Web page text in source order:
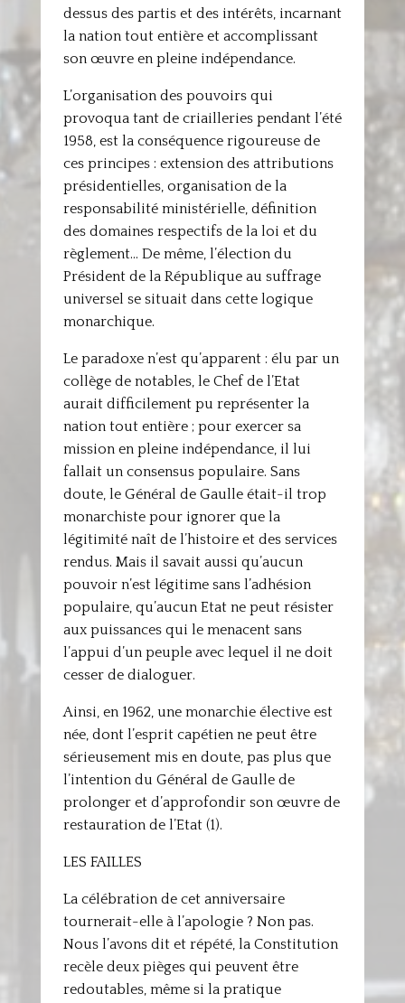
dessus des partis et des intérêts, incarnant
la nation tout entière et accomplissant
son œuvre en pleine indépendance.
L’organisation des pouvoirs qui
provoqua tant de criailleries pendant l’été
1958, est la conséquence rigoureuse de
ces principes : extension des attributions
présidentielles, organisation de la
responsabilité ministérielle, définition
des domaines respectifs de la loi et du
règlement… De même, l’élection du
Président de la République au suffrage
universel se situait dans cette logique
monarchique.
Le paradoxe n’est qu’apparent : élu par un
collège de notables, le Chef de l’Etat
aurait difficilement pu représenter la
nation tout entière ; pour exercer sa
mission en pleine indépendance, il lui
fallait un consensus populaire. Sans
doute, le Général de Gaulle était-il trop
monarchiste pour ignorer que la
légitimité naît de l’histoire et des services
rendus. Mais il savait aussi qu’aucun
pouvoir n’est légitime sans l’adhésion
populaire, qu’aucun Etat ne peut résister
aux puissances qui le menacent sans
l’appui d’un peuple avec lequel il ne doit
cesser de dialoguer.
Ainsi, en 1962, une monarchie élective est
née, dont l’esprit capétien ne peut être
sérieusement mis en doute, pas plus que
l’intention du Général de Gaulle de
prolonger et d’approfondir son œuvre de
restauration de l’Etat (1).
LES FAILLES
La célébration de cet anniversaire
tournerait-elle à l’apologie ? Non pas.
Nous l’avons dit et répété, la Constitution
recèle deux pièges qui peuvent être
redoutables, même si la pratique